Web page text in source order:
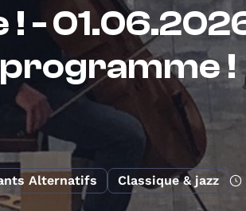
! -
programme !
Alternatifs Classique & jazz